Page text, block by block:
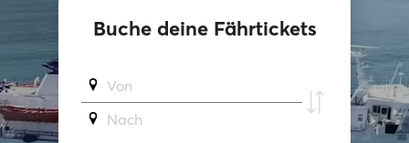
Buche deine Fährtickets
Von
Νach